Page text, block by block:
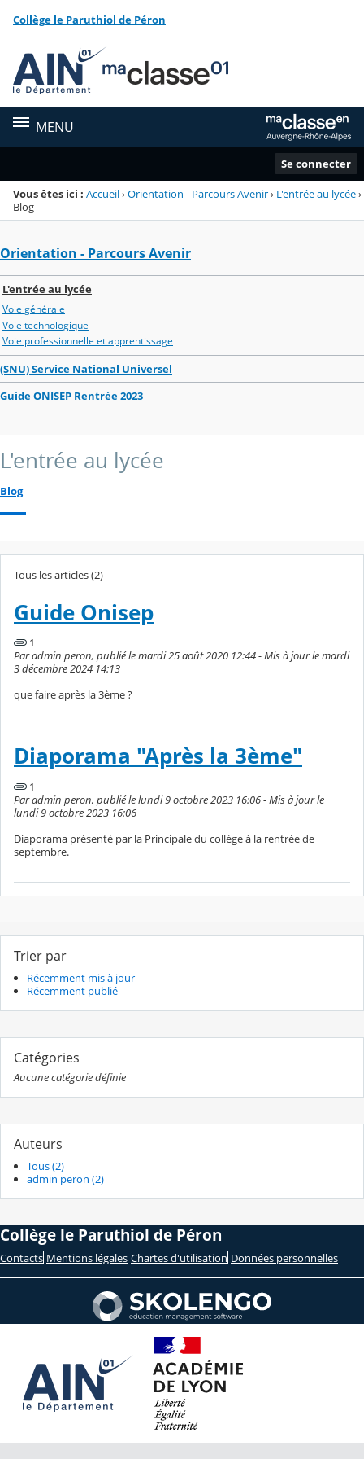
Menu de la rubrique
Contenu
Collège le Paruthiol de Péron
MENU
Se connecter
Vous êtes ici : Accueil›Orientation - Parcours Avenir› L'entrée au lycée›
Blog
Orientation - Parcours Avenir
L'entrée au lycée
Voie générale
Voie technologique
Voie professionnelle et apprentissage
(SNU) Service National Universel
Guide ONISEP Rentrée 2023
L'entrée au lycée
Blog
Tous les articles (2)
Guide Onisep
1
Par admin peron, publié le mardi 25 août 2020 12:44 - Mis à jour le mardi
3 décembre 2024 14:13
que faire après la 3ème ?
Diaporama "Après la 3ème"
1
Par admin peron, publié le lundi 9 octobre 2023 16:06 - Mis à jour le
lundi 9 octobre 2023 16:06
Diaporama présenté par la Principale du collège à la rentrée de
septembre.
Trier par
Récemment mis à jour
Récemment publié
Catégories
Aucune catégorie définie
Auteurs
Tous (2)
admin peron (2)
Collège le Paruthiol de Péron
Contacts Mentions légales Chartes d'utilisation Données personnelles